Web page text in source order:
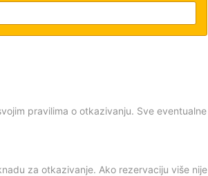
pravilima o otkazivanju. Sve eventualne
za otkazivanje. Ako rezervaciju više nije